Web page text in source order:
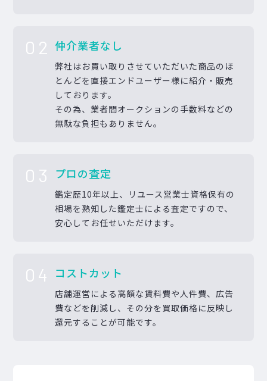
02 仲介業者なし
弊社はお買い取りさせていただいた商品のほ
とんどを直接エンドユーザー様に紹介・販売
しております。
その為、業者間オークションの手数料などの
無駄な負担もありません。
03 プロの査定
鑑定歴10年以上、リユース営業士資格保有の
相場を熟知した鑑定士による査定ですので、
安心してお任せいただけます。
04 コストカット
店舗運営による高額な賃料費や人件費、広告
費などを削減し、その分を買取価格に反映し
還元することが可能です。